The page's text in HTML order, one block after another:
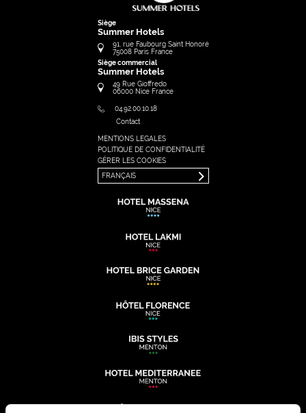
Siège
Summer Hotels
91, rue Faubourg Saint Honoré
75008 Paris France
Siège commercial
Summer Hotels
49 Rue Gioffredo
06000 Nice France
04.92.00.10.18
Contact
MENTIONS LEGALES
POLITIQUE DE CONFIDENTIALITÉ
GÉRER LES COOKIES
FRANÇAIS
FRANÇAIS
ENGLISH